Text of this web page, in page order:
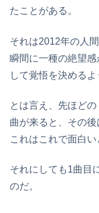
たことがある。
それは2012年の人
瞬間に一種の絶望
して覚悟を決めるよ
とは言え、先ほど
曲が来ると、その後
これはこれで面白い
それにしても1曲目
のだ。